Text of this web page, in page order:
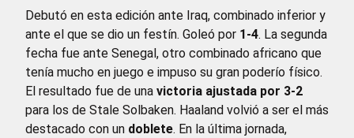
Debutó en esta edición ante Iraq, combinado inferior y
ante el que se dio un festín. Goleó por 1-4. La segunda
fecha fue ante Senegal, otro combinado africano que
tenía mucho en juego e impuso su gran poderío físico.
El resultado fue de una victoria ajustada por 3-2
para los de Stale Solbaken. Haaland volvió a ser el más
destacado con un doblete. En la última jornada,